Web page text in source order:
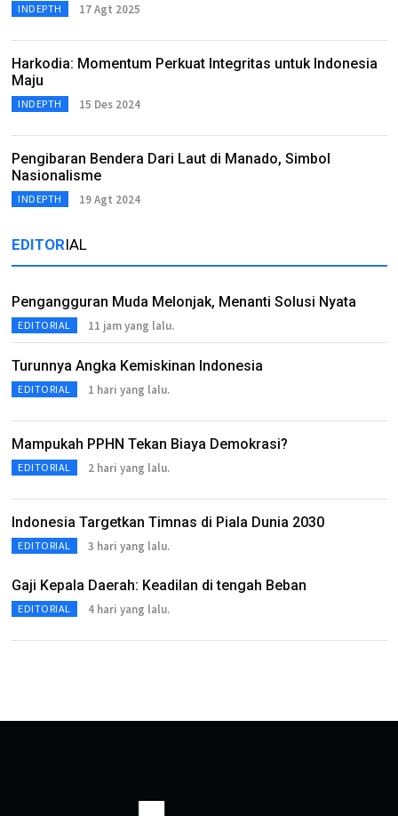
INDEPTH 17 Agt 2025
Harkodia: Momentum Perkuat Integritas untuk Indonesia
Maju
INDEPTH 15 Des 2024
Pengibaran Bendera Dari Laut di Manado, Simbol
Nasionalisme
INDEPTH 19 Agt 2024
EDITORIAL
Pengangguran Muda Melonjak, Menanti Solusi Nyata
EDITORIAL 11 jam yang lalu.
Turunnya Angka Kemiskinan Indonesia
EDITORIAL 1 hari yang lalu.
Mampukah PPHN Tekan Biaya Demokrasi?
EDITORIAL 2 hari yang lalu.
Indonesia Targetkan Timnas di Piala Dunia 2030
EDITORIAL 3 hari yang lalu.
Gaji Kepala Daerah: Keadilan di tengah Beban
EDITORIAL 4 hari yang lalu.